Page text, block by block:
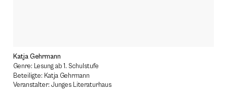
Katja Gehrmann
Genre: Lesung ab 1. Schulstufe
Beteiligte: Katja Gehrmann
Veranstalter: Junges Literaturhaus